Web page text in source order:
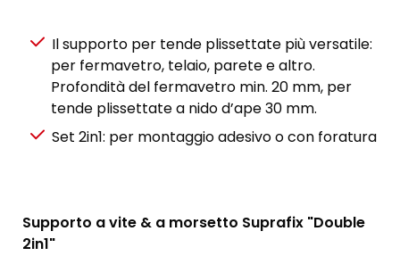
Il supporto per tende plissettate più versatile:
per fermavetro, telaio, parete e altro.
Profondità del fermavetro min. 20 mm, per
tende plissettate a nido d’ape 30 mm.
Set 2in1: per montaggio adesivo o con foratura
Supporto a vite & a morsetto Suprafix "Double
2in1"